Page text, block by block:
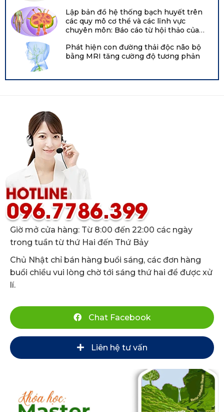
Lập bản đồ hệ thống bạch huyết trên
các quy mô cơ thể và các lĩnh vực
chuyên môn: Báo cáo từ hội thảo của
2021 tại Hội nghị chuyên đề về bạch
huyết Boston
Phát hiện con đường thải độc não bộ
bằng MRI tăng cường độ tương phản
Giờ mở cửa hàng: Từ 8:00 đến 22:00 các ngày
trong tuần từ thứ Hai đến Thứ Bảy
Chủ Nhật chỉ bán hàng buổi sáng, các đơn hàng
buổi chiều vui lòng chờ tới sáng thứ hai để được xử
lí.
Chat Facebook
Liên hệ tư vấn